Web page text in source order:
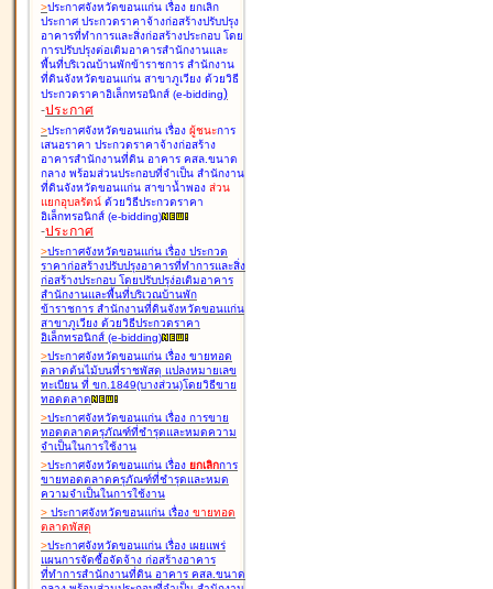
>ประกาศจังหวัดขอนแก่น เรื่อง ยกเลิก
ประกาศ ประกวดราคาจ้างก่อสร้างปรับปรุง
อาคารที่ทำการและสิ่งก่อสร้างประกอบ โดย
การปรับปรุงต่อเติมอาคารสำนักงานและ
พื้นที่บริเวณบ้านพักข้าราชการ สำนักงาน
ที่ดินจังหวัดขอนแก่น สาขาภูเวียง ด้วยวิธี
ประกวดราคาอิเล็กทรอนิกส์ (e-bidding)
-ประกาศ
>ประกาศจังหวัดขอนแก่น เรื่อง ผู้ชนะการ
เสนอราคา ประกวดราคาจ้างก่อสร้าง
อาคารสำนักงานที่ดิน อาคาร คสล.ขนาด
กลาง พร้อมส่วนประกอบที่จำเป็น สำนักงาน
ที่ดินจังหวัดขอนแก่น สาขาน้ำพอง ส่วน
แยกอุบลรัตน์ ด้วยวิธีประกวดราคา
อิเล็กทรอนิกส์ (e-bidding)
-ประกาศ
>ประกาศจังหวัดขอนแก่น เรื่อง ประกวด
ราคาก่อสร้างปรับปรุงอาคารที่ทำการและสิ่ง
ก่อสร้างประกอบ โดยปรับปรุง่อเติมอาคาร
สำนักงานและพื้นที่บริเวณบ้านพัก
ข้าราชการ สำนักงานที่ดินจังหวัดขอนแก่น
สาขาภูเวียง ด้วยวิธีประกวดราคา
อิเล็กทรอนิกส์ (e-bidding)
>ประกาศจังหวัดขอนแก่น เรื่อง ขายทอด
ตลาดต้นไม้บนที่ราชพัสดุ แปลงหมายเลข
ทะเบียน ที่ ขก.1849(บางส่วน)โดยวิธีขาย
ทอดตลาด
>ประกาศจังหวัดขอนแก่น เรื่อง การขาย
ทอดตลาดครุภัณฑ์ที่ชำรุดและหมดความ
จำเป็นในการใช้งาน
>ประกาศจังหวัดขอนแก่น เรื่อง ยกเลิกการ
ขายทอดตลาดครุภัณฑ์ที่ชำรุดและหมด
ความจำเป็นในการใช้งาน
> ประกาศจังหวัดขอนแก่น เรื่อง ขายทอด
ตลาดพัสดุ
>ประกาศจังหวัดขอนแก่น เรื่อง เผยแพร่
แผนการจัดซื้อจัดจ้าง ก่อสร้างอาคาร
ที่ทำการสำนักงานที่ดิน อาคาร คสล.ขนาด